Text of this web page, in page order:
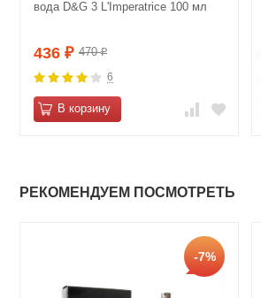
вода D&G 3 L'Imperatrice 100 мл
436 ₽ 470₽
6
В корзину
РЕКОМЕНДУЕМ ПОСМОТРЕТЬ
-7%